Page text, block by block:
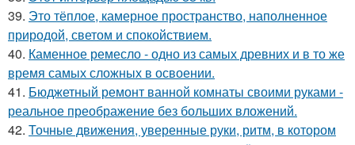
39. Это тёплое, камерное пространство, наполненное
природой, светом и спокойствием.
40. Каменное ремесло - одно из самых древних и в то же
время самых сложных в освоении.
41. Бюджетный ремонт ванной комнаты своими руками -
реальное преображение без больших вложений.
42. Точные движения, уверенные руки, ритм, в котором